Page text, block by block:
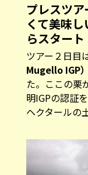
プレスツ
くて美味
らスタート
ツアー２日目
Mugello IGP）
た。ここの栗
明IGPの認証
ヘクタールの